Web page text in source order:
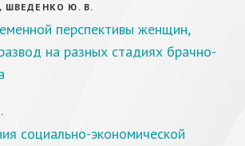
ШВЕДЕНКО Ю. В.
перспективы женщин,
на разных стадиях брачно-
социально-экономической